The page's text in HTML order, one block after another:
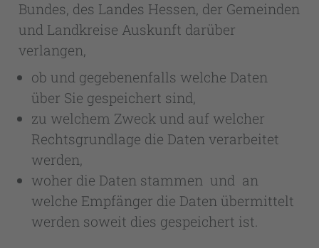
Bundes, des Landes Hessen, der Gemeinden
und Landkreise Auskunft darüber
verlangen,
ob und gegebenenfalls welche Daten
über Sie gespeichert sind,
zu welchem Zweck und auf welcher
Rechtsgrundlage die Daten verarbeitet
werden,
woher die Daten stammen und an
welche Empfänger die Daten übermittelt
werden soweit dies gespeichert ist.